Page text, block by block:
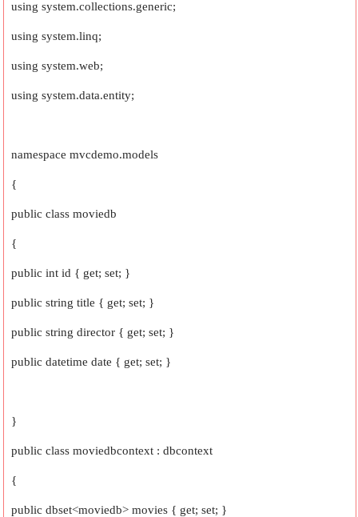
using system.collections.generic;
using system.linq;
using system.web;
using system.data.entity;
namespace mvcdemo.models
{
public class moviedb
{
public int id { get; set; }
public string title { get; set; }
public string director { get; set; }
public datetime date { get; set; }
}
public class moviedbcontext : dbcontext
{
public dbset<moviedb> movies { get; set; }